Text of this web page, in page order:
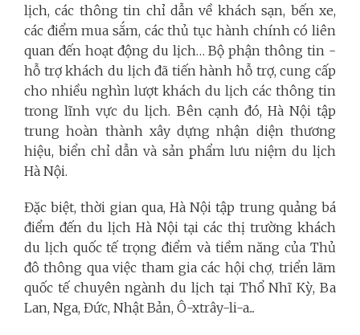
lịch, các thông tin chỉ dẫn về khách sạn, bến xe,
các điểm mua sắm, các thủ tục hành chính có liên
quan đến hoạt động du lịch… Bộ phận thông tin -
hỗ trợ khách du lịch đã tiến hành hỗ trợ, cung cấp
cho nhiều nghìn lượt khách du lịch các thông tin
trong lĩnh vực du lịch. Bên cạnh đó, Hà Nội tập
trung hoàn thành xây dựng nhận diện thương
hiệu, biển chỉ dẫn và sản phẩm lưu niệm du lịch
Hà Nội.
Đặc biệt, thời gian qua, Hà Nội tập trung quảng bá
điểm đến du lịch Hà Nội tại các thị trường khách
du lịch quốc tế trọng điểm và tiềm năng của Thủ
đô thông qua việc tham gia các hội chợ, triển lãm
quốc tế chuyên ngành du lịch tại Thổ Nhĩ Kỳ, Ba
Lan, Nga, Đức, Nhật Bản, Ô-xtrây-li-a...